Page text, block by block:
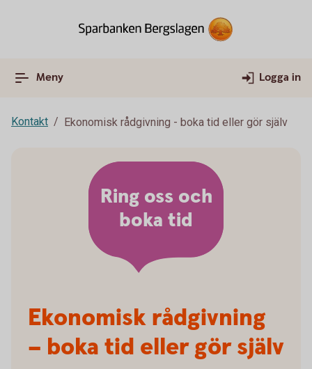
Meny Logga in
Kontakt Ekonomisk rådgivning - boka tid eller gör själv
Ekonomisk rådgivning
– boka tid eller gör själv
Ring oss och
boka tid